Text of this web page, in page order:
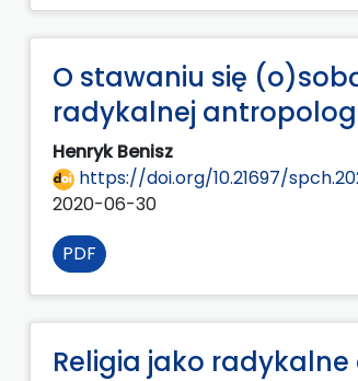
O stawaniu się
radykalnej
Henryk Benisz
https://doi.org/10.21697/
2020-06-30
PDF
Religia jako